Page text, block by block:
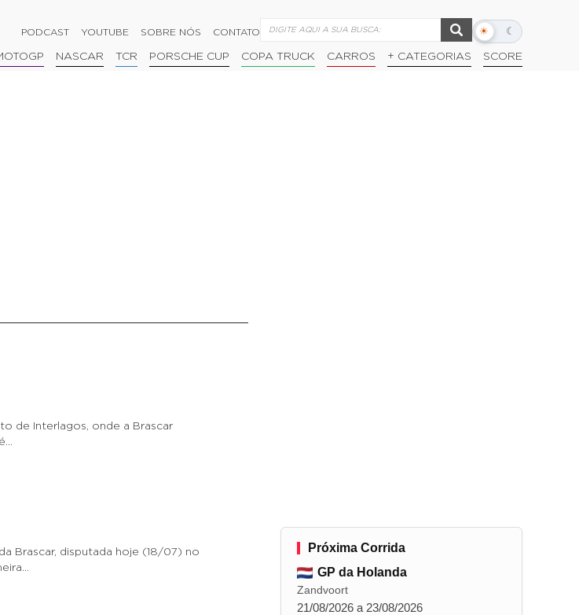
PODCAST YOUTUBE SOBRE NÓS CONTATO ☀ ☾
Alternar
escuro
NASCAR TCR PORSCHE CUP COPA TRUCK CARROS + CATEGORIAS SCORE
de Interlagos, onde a Brascar
Brascar, disputada hoje (18/07) no
Próxima Corrida
GP da Holanda
Zandvoort
21/08/2026 a 23/08/2026